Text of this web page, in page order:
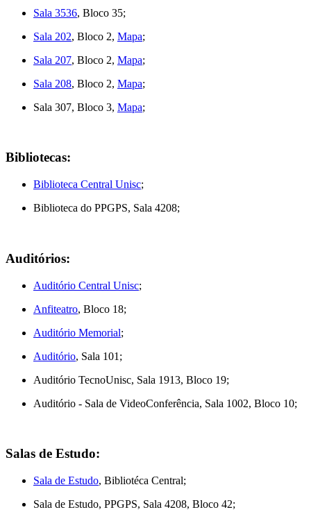
Sala 3536, Bloco 35;
Sala 202, Bloco 2, Mapa;
Sala 207, Bloco 2, Mapa;
Sala 208, Bloco 2, Mapa;
Sala 307, Bloco 3, Mapa;
Bibliotecas:
Biblioteca Central Unisc;
Biblioteca do PPGPS, Sala 4208;
Auditórios:
Auditório Central Unisc;
Anfiteatro, Bloco 18;
Auditório Memorial;
Auditório, Sala 101;
Auditório TecnoUnisc, Sala 1913, Bloco 19;
Auditório - Sala de VideoConferência, Sala 1002, Bloco 10;
Salas de Estudo:
Sala de Estudo, Bibliotéca Central;
Sala de Estudo, PPGPS, Sala 4208, Bloco 42;